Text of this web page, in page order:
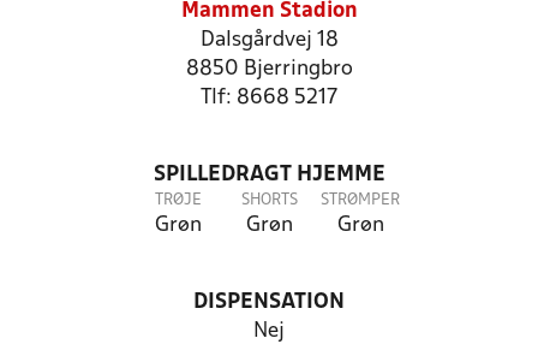
Mammen Stadion
Dalsgårdvej 18
8850 Bjerringbro
Tlf: 8668 5217
SPILLEDRAGT HJEMME
TRØJE
Grøn
SHORTS
Grøn
STRØMPER
Grøn
DISPENSATION
Nej